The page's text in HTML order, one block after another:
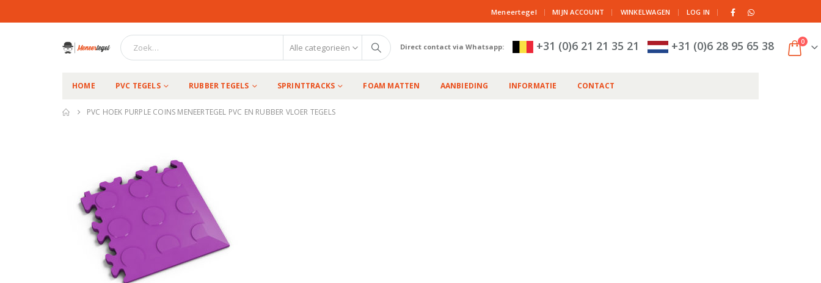
Meneertegel | MIJN ACCOUNT WINKELWAGEN LOG IN |
Alle categorieën Direct contact via Whatsapp: +31 (0)6 21 21 35 21 +31 (0)6 28 95 65 38 0
HOME PVC TEGELS RUBBER TEGELS SPRINTTRACKS FOAM MATTEN AANBIEDING INFORMATIE CONTACT
PVC HOEK PURPLE COINS MENEERTEGEL PVC EN RUBBER VLOER TEGELS